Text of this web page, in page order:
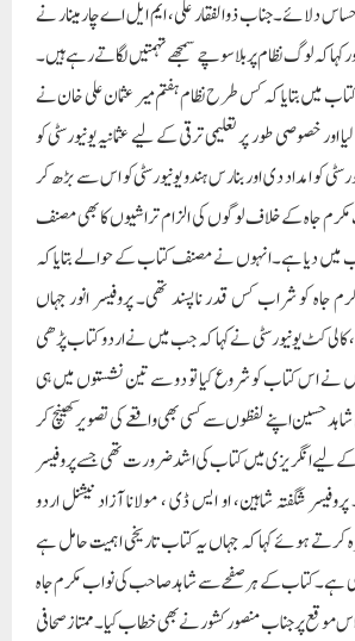
دلائے ۔جناب ذوالفقار علی، ایم ایل اے چارمینار نے
کہا کہ لوگ نظام پر بلا سوچے سمجھے تہمتیں لگاتے رہے ہیں۔
میں بتایا کہ کس طرح نظام ہفتم میر عثمان علی خان نے
اور خصوصی طور پر تعلیمی ترقی کے لیے عثمانیہ یونیورسٹی کو
کو امداد دی اور بنارس ہندو یونیورسٹی کو اس سے بڑھ کر
جاہ کے خلاف لوگوں کی الزام تراشیوں کا بھی مصنف
میں دیا ہے۔ انہوں نے مصنف کتاب کے حوالے بتایا کہ
جاہ کو شراب کس قدر ناپسند تھی۔ پروفیسر انور جہاں
کالی کٹ یونیورسٹی نے کہا کہ جب میں نے اردو کتاب پڑھی
نے اس کتاب کو شروع کیا تو دو سے تین نشستوں میں ہی
حسین اپنے لفظوں سے کسی بھی واقعے کی تصویر کھینچ کر
لیے انگریزی میں کتاب کی اشد ضرورت تھی جسے پروفیسر
شگفتہ شاہین، او ایس ڈی ، مولانا آزاد نیشنل اردو
کرتے ہوئے کہا کہ جہاں یہ کتاب تاریخی اہمیت حامل ہے
ہے۔ کتاب کے ہر صفحے سے شاہد صاحب کی نواب مکرم جاہ
پر جناب منصور کشور نے بھی خطاب کیا۔ ممتاز صحافی